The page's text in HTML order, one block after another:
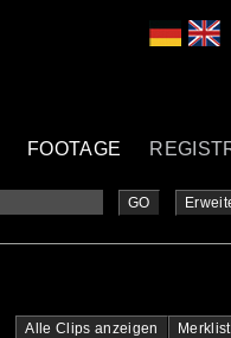
FOOTAGE
GO
Alle Clips anzeigen